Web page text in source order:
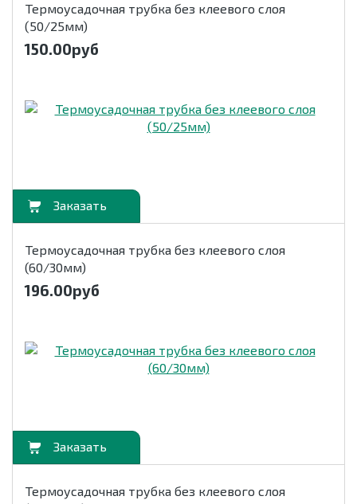
Термоусадочная трубка без клеевого слоя
(50/25мм)
150.00руб
Термоусадочная трубка без клеевого слоя
(60/30мм)
196.00руб
Термоусадочная трубка без клеевого слоя